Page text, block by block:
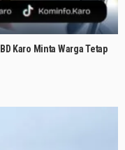
Karo Minta Warga Tetap